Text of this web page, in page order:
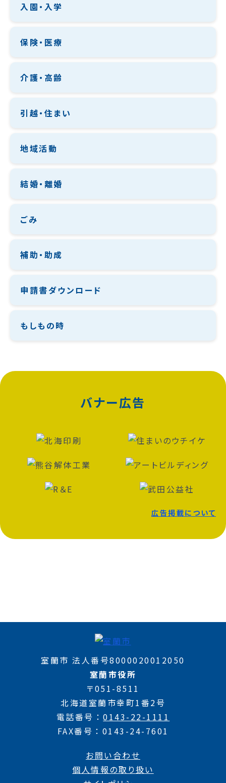
入園・入学
保険・医療
介護・高齢
引越・住まい
地域活動
結婚・離婚
ごみ
補助・助成
申請書ダウンロード
もしもの時
バナー広告
広告掲載について
室蘭市 法人番号8000020012050
室蘭市役所
〒051-8511
北海道室蘭市幸町1番2号
電話番号
0143-22-1111
FAX番号
0143-24-7601
お問い合わせ
個人情報の取り扱い